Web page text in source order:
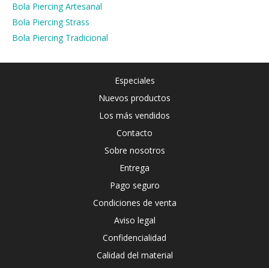
Bola Piercing Artesanal
Bola Piercing Strass
Bola Piercing Tradicional
Especiales
Nuevos productos
Los más vendidos
Contacto
Sobre nosotros
Entrega
Pago seguro
Condiciones de venta
Aviso legal
Confidencialidad
Calidad del material